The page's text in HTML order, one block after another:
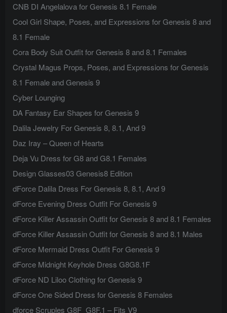
CNB DI Angelalova for Genesis 8.1 Female
Cool Girl Shape, Poses, and Expressions for Genesis 8 and
8.1 Female
Cora Body Suit Outfit for Genesis 8 and 8.1 Females
Crystal Magus Props, Poses, and Expressions for Genesis
8.1 Female and Genesis 9
Cyber Lounging
DA Fantasy Ear Shapes for Genesis 9
Dalila Jewelry For Genesis 8, 8.1, And 9
Daz Iray – Queen of Hearts
Deja Vu Dress for G8 and G8.1 Females
Design Glasses03 Genesis8 Edition
dForce Dalila Dress For Genesis 8, 8.1, And 9
dForce Evening Dress Outfit For Genesis 9
dForce Killer Assassin Outfit for Genesis 8 and 8.1 Females
dForce Killer Assassin Outfit for Genesis 8 and 8.1 Males
dForce Mermaid Dress Outfit For Genesis 9
dForce Midnight Keyhole Dress G8G8.1F
dForce ND Liloo Clothing for Genesis 9
dForce One Sided Dress for Genesis 8 Females
dforce Scruples G8F_G8F.1 – Fits V9